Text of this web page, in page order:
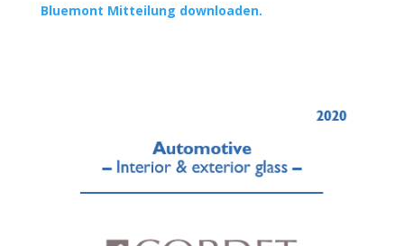
Bluemont Mitteilung downloaden.